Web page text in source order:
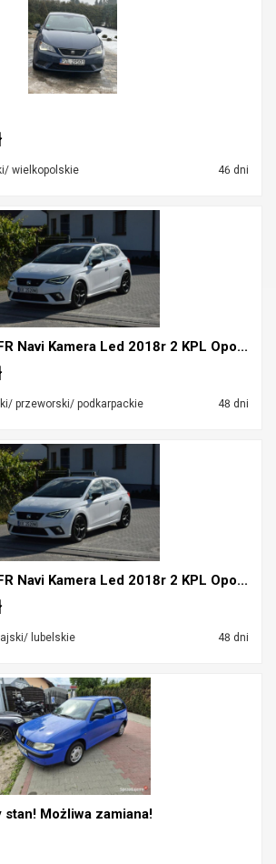
wielkopolskie 46 dni
Navi Kamera Led 2018r 2 KPL Opo...
przeworski/ podkarpackie 48 dni
Navi Kamera Led 2018r 2 KPL Opo...
lubelskie 48 dni
stan! Możliwa zamiana!